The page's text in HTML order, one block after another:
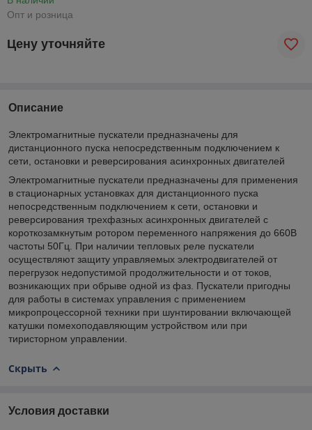
Опт и розница
Цену уточняйте
Описание
Электромагнитные пускатели предназначены для
дистанционного пуска непосредственным подключением к
сети, остановки и реверсирования асинхронных двигателей
Электромагнитные пускатели предназначены для применения
в стационарных установках для дистанционного пуска
непосредственным подключением к сети, остановки и
реверсирования трехфазных асинхронных двигателей с
короткозамкнутым ротором переменного напряжения до 660В
частоты 50Гц. При наличии тепловых реле пускатели
осуществляют защиту управляемых электродвигателей от
перегрузок недопустимой продолжительности и от токов,
возникающих при обрыве одной из фаз. Пускатели пригодны
для работы в системах управления с применением
микропроцессорной техники при шунтировании включающей
катушки помехоподавляющим устройством или при
тиристорном управлении.
Скрыть
Условия доставки